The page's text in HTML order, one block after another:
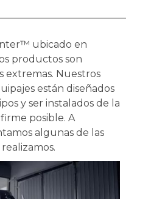
ubicado en
productos son
extremas. Nuestros
están diseñados
y ser instalados de la
posible. A
algunas de las